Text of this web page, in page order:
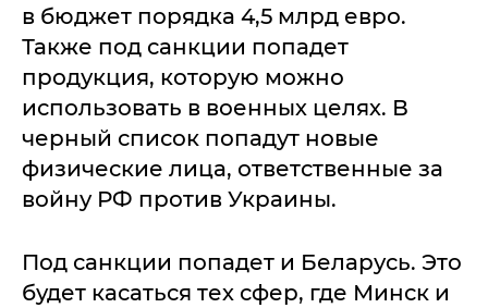
в бюджет порядка 4,5 млрд евро.
Также под санкции попадет
продукция, которую можно
использовать в военных целях. В
черный список попадут новые
физические лица, ответственные за
войну РФ против Украины.
Под санкции попадет и Беларусь. Это
будет касаться тех сфер, где Минск и